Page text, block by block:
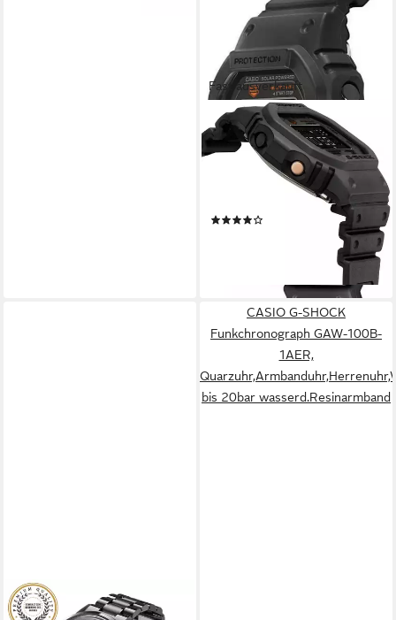
Fast ausverkauft
CASIO G-SHOCK
DW-H5600 Smartwatch,
Solaruhr, Armbanduhr,
lieferbar - in 2-3 Werktagen bei dir
CASIO G-SHOCK
Funkchronograph GAW-100B-
1AER,
bis 20bar wasserd.Resinarmband